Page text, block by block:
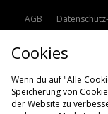
AGB
Cookies
Wenn du auf "Alle
Speicherung von
der Website zu